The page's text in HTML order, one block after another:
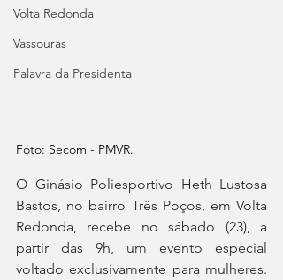
Volta Redonda
Vassouras
Palavra da Presidenta
Foto: Secom - PMVR.
O Ginásio Poliesportivo Heth Lustosa
Bastos, no bairro Três Poços, em Volta
Redonda, recebe no sábado (23), a
partir das 9h, um evento especial
voltado exclusivamente para mulheres.